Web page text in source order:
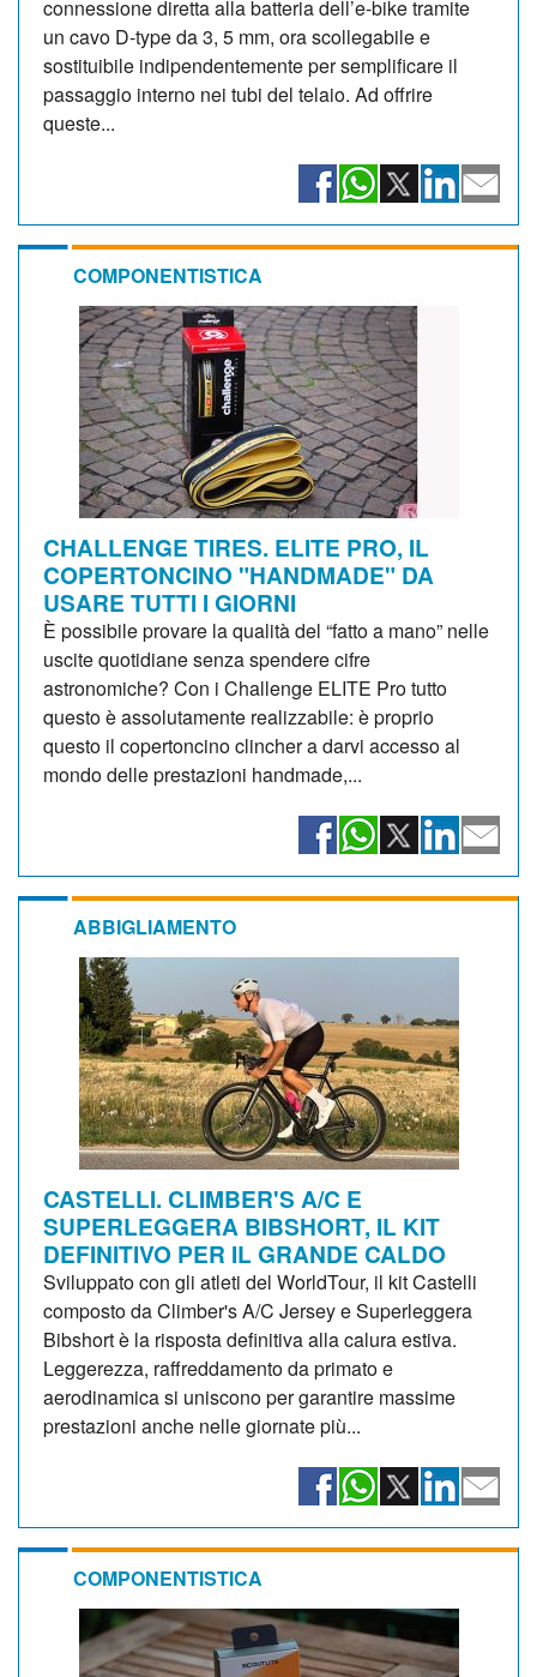
connessione diretta alla batteria dell’e-bike tramite
un cavo D-type da 3, 5 mm, ora scollegabile e
sostituibile indipendentemente per semplificare il
passaggio interno nei tubi del telaio. Ad offrire
queste...
COMPONENTISTICA
CHALLENGE TIRES. ELITE PRO, IL
COPERTONCINO "HANDMADE" DA
USARE TUTTI I GIORNI
È possibile provare la qualità del “fatto a mano” nelle
uscite quotidiane senza spendere cifre
astronomiche? Con i Challenge ELITE Pro tutto
questo è assolutamente realizzabile: è proprio
questo il copertoncino clincher a darvi accesso al
mondo delle prestazioni handmade,...
ABBIGLIAMENTO
CASTELLI. CLIMBER'S A/C E
SUPERLEGGERA BIBSHORT, IL KIT
DEFINITIVO PER IL GRANDE CALDO
Sviluppato con gli atleti del WorldTour, il kit Castelli
composto da Climber's A/C Jersey e Superleggera
Bibshort è la risposta definitiva alla calura estiva.
Leggerezza, raffreddamento da primato e
aerodinamica si uniscono per garantire massime
prestazioni anche nelle giornate più...
COMPONENTISTICA